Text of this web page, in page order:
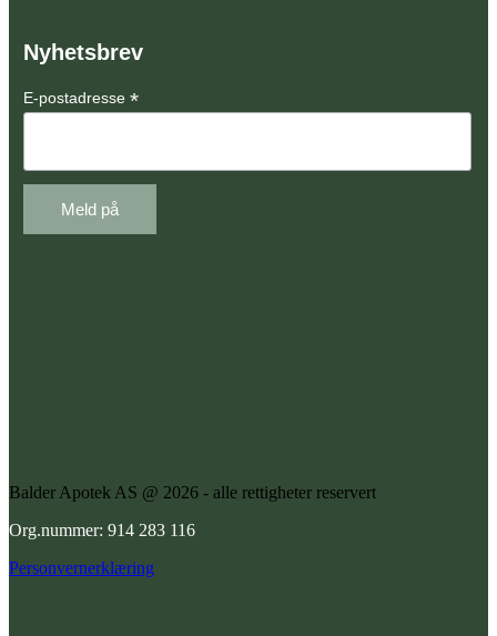
Nyhetsbrev
E-postadresse *
Balder Apotek AS @ 2026 - alle rettigheter reservert
Org.nummer: 914 283 116
Personvernerklæring